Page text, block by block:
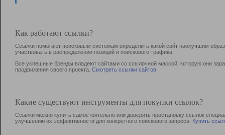
Как работают ссылки?
Ссылки помогают поисковым системам определить какой сайт наилучшим
участвовать в раcпределении позиций и поискового трафика.
Все успешные бренды владеют сайтами со ссылочной массой, которую они
продвижения своего проекта. Смотреть ссылки сайтов
Какие существуют инструменты для покупки ссылок?
Ссылки можно купить самостоятельно или доверить простановку ссылок
улучшению их эффективности для конкретного поискового запроса. Купить